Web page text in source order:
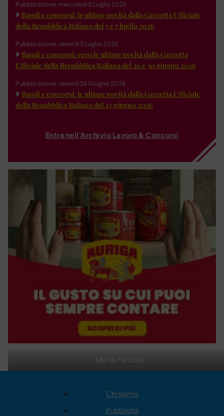
Maria Falcone
Pubblicazione: mercoledì 8 Luglio 2026
Bandi e concorsi: le ultime novità dalla Gazzetta Ufficiale
della Repubblica Italiana del 3 e 7 luglio 2026
Pubblicazione: venerdì 3 Luglio 2026
Bandi e concorsi: ecco le ultime novità dalla Gazzetta
Ufficiale della Repubblica Italiana del 26 e 30 giugno 2026
Pubblicazione: venerdì 26 Giugno 2026
Bandi e concorsi: le ultime novità dalla Gazzetta Ufficiale
della Repubblica Italiana del 23 giugno 2026
Entra nell'Archivio Lavoro & Concorsi
Chi siamo
Pubblicità